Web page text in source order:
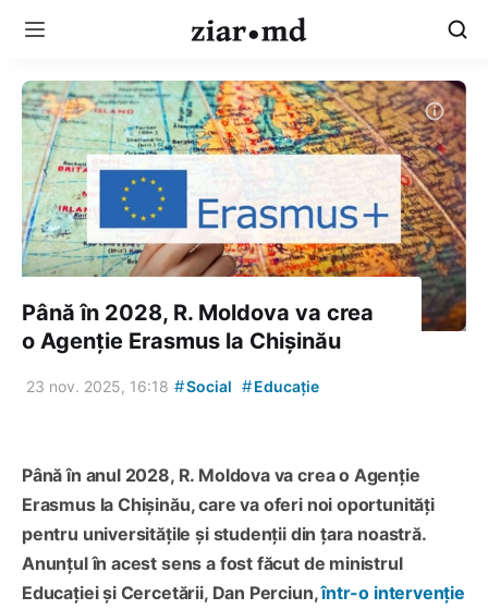
Până în 2028, R. Moldova va crea
o Agenție Erasmus la Chișinău
23 nov. 2025, 16:18 #Social #Educație
Până în anul 2028, R. Moldova va crea o Agenție
Erasmus la Chișinău, care va oferi noi oportunități
pentru universitățile și studenții din țara noastră.
Anunțul în acest sens a fost făcut de ministrul
Educației și Cercetării, Dan Perciun,într-o intervenție